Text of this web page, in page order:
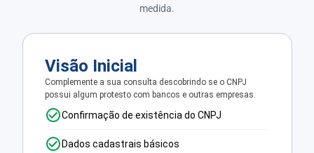
medida.
Visão Inicial
Complemente a sua consulta descobrindo se o CNPJ
possui algum protesto com bancos e outras empresas.
Confirmação de existência do CNPJ
Dados cadastrais básicos